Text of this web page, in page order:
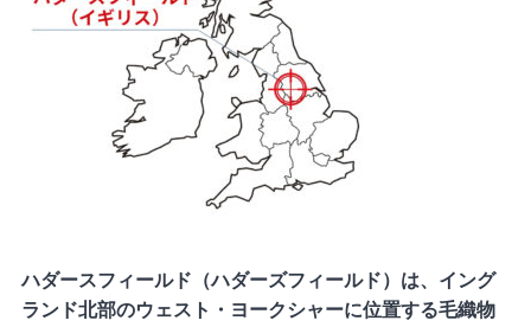
ハダースフィールド（ハダーズフィールド）は、イング
ランド北部のウェスト・ヨークシャーに位置する毛織物